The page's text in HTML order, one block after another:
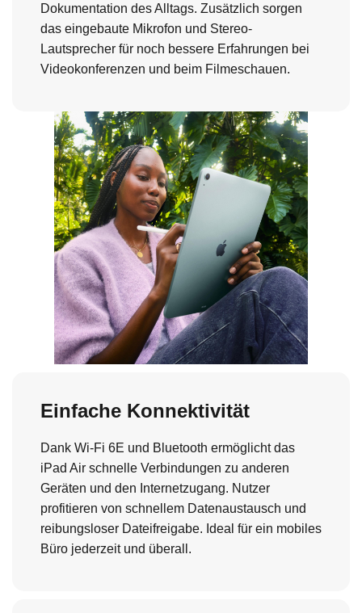
Dokumentation des Alltags. Zusätzlich sorgen
das eingebaute Mikrofon und Stereo-
Lautsprecher für noch bessere Erfahrungen bei
Videokonferenzen und beim Filmeschauen.
Einfache Konnektivität
Dank Wi-Fi 6E und Bluetooth ermöglicht das
iPad Air schnelle Verbindungen zu anderen
Geräten und den Internetzugang. Nutzer
profitieren von schnellem Datenaustausch und
reibungsloser Dateifreigabe. Ideal für ein mobiles
Büro jederzeit und überall.